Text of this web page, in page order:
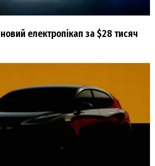
електропікап за $28 тисяч